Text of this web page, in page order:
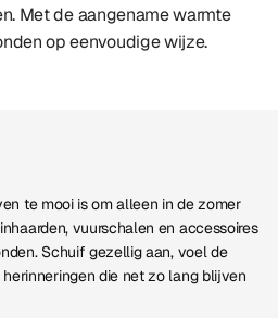
Met de aangename warmte
op eenvoudige wijze.
te mooi is om alleen in de zomer
vuurschalen en accessoires
Schuif gezellig aan, voel de
die net zo lang blijven